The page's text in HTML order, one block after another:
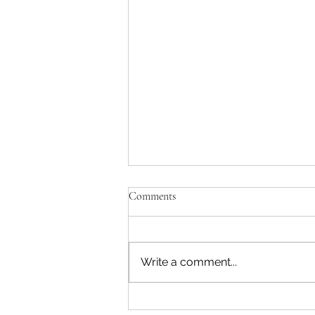
Comments
Write a comment...